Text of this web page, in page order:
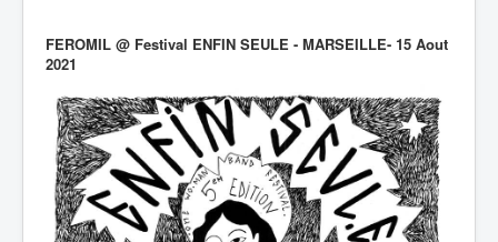
FEROMIL @ Festival ENFIN SEULE - MARSEILLE- 15 Aout
2021